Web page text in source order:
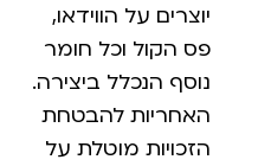
יוצרים על הווידאו,
פס הקול וכל חומר
נוסף הנכלל ביצירה.
האחריות להבטחת
הזכויות מוטלת על